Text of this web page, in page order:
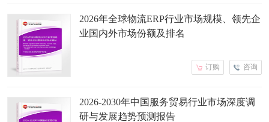
2026年全球物流ERP行业市场规模、领先企
业国内外市场份额及排名
咨询
订购
2026-2030年中国服务贸易行业市场深度调
研与发展趋势预测报告